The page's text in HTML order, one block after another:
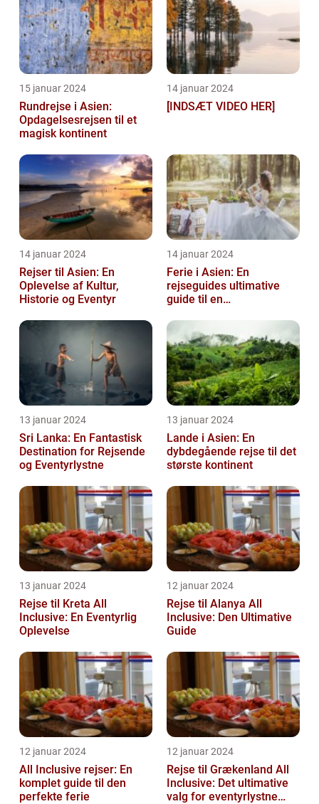
15 januar 2024
Rundrejse i Asien:
Opdagelsesrejsen til et
magisk kontinent
14 januar 2024
[INDSÆT VIDEO HER]
14 januar 2024
Rejser til Asien: En
Oplevelse af Kultur,
Historie og Eventyr
14 januar 2024
Ferie i Asien: En
rejseguides ultimative
guide til en
rejseoplevelse
13 januar 2024
Sri Lanka: En Fantastisk
Destination for Rejsende
og Eventyrlystne
13 januar 2024
Lande i Asien: En
dybdegående rejse til det
største kontinent
13 januar 2024
Rejse til Kreta All
Inclusive: En Eventyrlig
Oplevelse
12 januar 2024
Rejse til Alanya All
Inclusive: Den Ultimative
Guide
12 januar 2024
All Inclusive rejser: En
komplet guide til den
perfekte ferie
12 januar 2024
Rejse til Grækenland All
Inclusive: Det ultimative
valg for eventyrlystne